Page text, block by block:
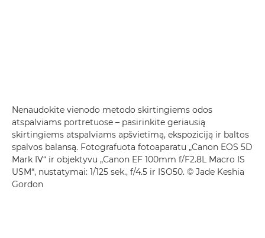
Nenaudokite vienodo metodo skirtingiems odos
atspalviams portretuose – pasirinkite geriausią
skirtingiems atspalviams apšvietimą, ekspoziciją ir baltos
spalvos balansą. Fotografuota fotoaparatu „Canon EOS 5D
Mark IV“ ir objektyvu „Canon EF 100mm f/F2.8L Macro IS
USM“, nustatymai: 1/125 sek., f/4.5 ir ISO50. © Jade Keshia
Gordon